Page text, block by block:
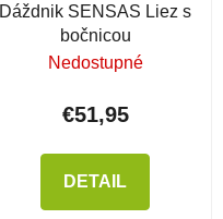
Dáždnik SENSAS Liez s
bočnicou
Nedostupné
€51,95
DETAIL